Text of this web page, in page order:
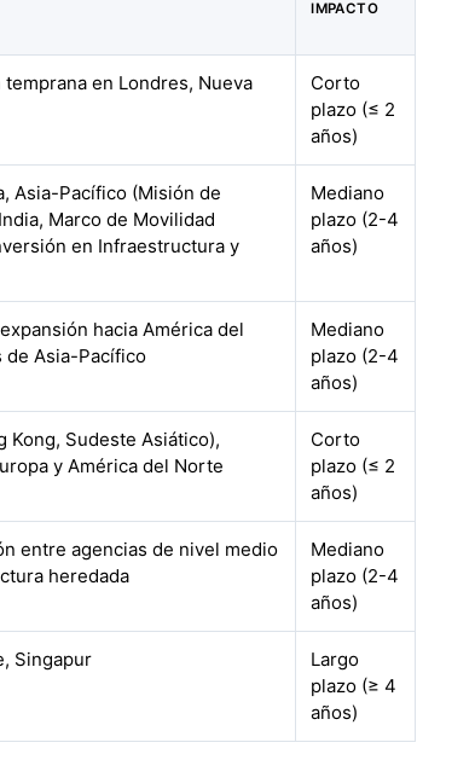
IMPACTO
en Londres, Nueva
Corto
plazo (≤ 2
años)
Asia-Pacífico (Misión de
Marco de Movilidad
en Infraestructura y
Mediano
plazo (2-4
años)
hacia América del
de Asia-Pacífico
Mediano
plazo (2-4
años)
Kong, Sudeste Asiático),
y América del Norte
Corto
plazo (≤ 2
años)
entre agencias de nivel medio
heredada
Mediano
plazo (2-4
años)
Singapur
Largo
plazo (≥ 4
años)